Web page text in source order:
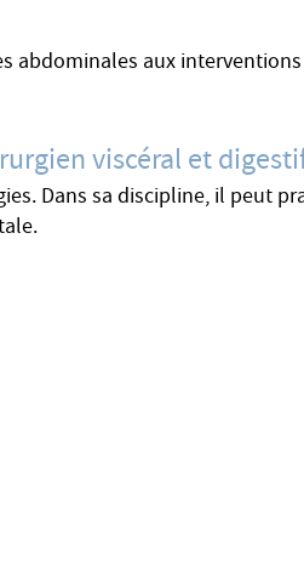
abdominales aux interventions
viscéral et
Dans sa discipline, il peut